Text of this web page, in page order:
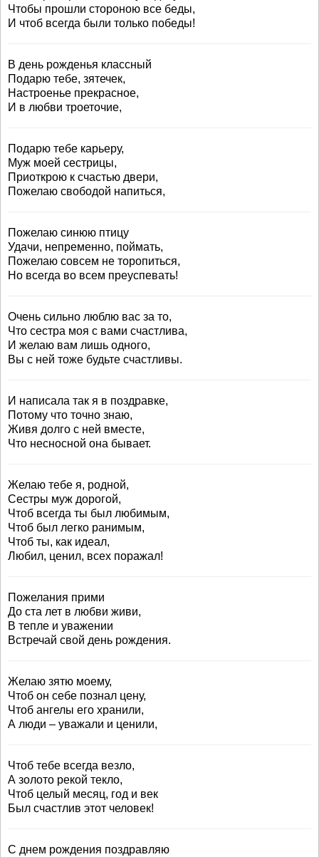
Чтобы прошли стороною все беды,
И чтоб всегда были только победы!
В день рожденья классный
Подарю тебе, зятечек,
Настроенье прекрасное,
И в любви троеточие,
Подарю тебе карьеру,
Муж моей сестрицы,
Приоткрою к счастью двери,
Пожелаю свободой напиться,
Пожелаю синюю птицу
Удачи, непременно, поймать,
Пожелаю совсем не торопиться,
Но всегда во всем преуспевать!
Очень сильно люблю вас за то,
Что сестра моя с вами счастлива,
И желаю вам лишь одного,
Вы с ней тоже будьте счастливы.
И написала так я в поздравке,
Потому что точно знаю,
Живя долго с ней вместе,
Что несносной она бывает.
Желаю тебе я, родной,
Сестры муж дорогой,
Чтоб всегда ты был любимым,
Чтоб был легко ранимым,
Чтоб ты, как идеал,
Любил, ценил, всех поражал!
Пожелания прими
До ста лет в любви живи,
В тепле и уважении
Встречай свой день рождения.
Желаю зятю моему,
Чтоб он себе познал цену,
Чтоб ангелы его хранили,
А люди – уважали и ценили,
Чтоб тебе всегда везло,
А золото рекой текло,
Чтоб целый месяц, год и век
Был счастлив этот человек!
С днем рождения поздравляю